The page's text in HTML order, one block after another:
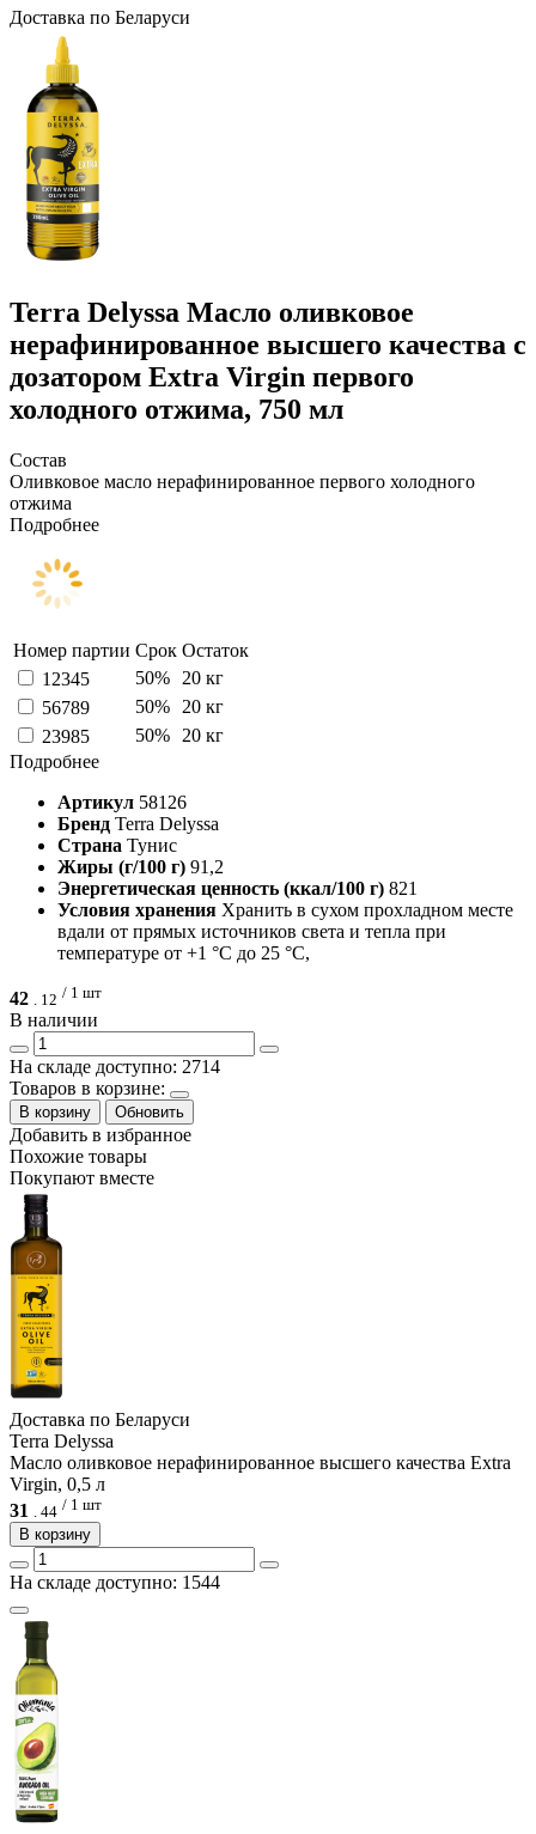
Доcтавка по Беларуси
Terra Delyssa Масло оливковое
нерафинированное высшего качества с
дозатором Extra Virgin первого
холодного отжима, 750 мл
Состав
Оливковое масло нерафинированное первого холодного
отжима
Подробнее
Номер партии Срок Остаток
12345
50%
20 кг
56789
50%
20 кг
23985
50%
20 кг
Подробнее
Артикул 58126
Бренд Terra Delyssa
Страна Тунис
Жиры (г/100 г) 91,2
Энергетическая ценность (ккал/100 г) 821
Условия хранения Хранить в сухом прохладном месте
вдали от прямых источников света и тепла при
температуре от +1 °С до 25 °С,
42 . 12 / 1 шт
В наличии
На складе доступно: 2714
Товаров в корзине:
В корзину Обновить
Добавить в избранное
Похожие товары
Покупают вместе
Доcтавка по Беларуси
Terra Delyssa
Масло оливковое нерафинированное высшего качества Extra
Virgin, 0,5 л
31 . 44 / 1 шт
В корзину
На складе доступно: 1544